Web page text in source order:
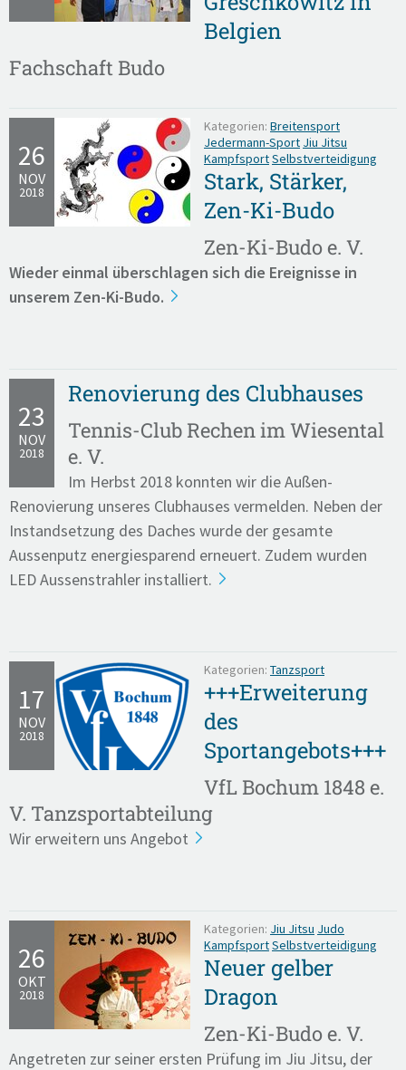
Belgien
Fachschaft Budo
26
NOV
2018
Kategorien: Breitensport
Jedermann-Sport Jiu Jitsu
KampfsportSelbstverteidigung
Stark, Stärker,
Zen-Ki-Budo
Zen-Ki-Budo e. V.
Wieder einmal überschlagen sich die Ereignisse in
unserem Zen-Ki-Budo.
23
NOV
2018
Renovierung des Clubhauses
Tennis-Club Rechen im Wiesental
e. V.
Im Herbst 2018 konnten wir die Außen-
Renovierung unseres Clubhauses vermelden. Neben der
Instandsetzung des Daches wurde der gesamte
Aussenputz energiesparend erneuert. Zudem wurden
LED Aussenstrahler installiert.
17
NOV
2018
Kategorien: Tanzsport
+++Erweiterung
des
Sportangebots+++
VfL Bochum 1848 e.
V. Tanzsportabteilung
Wir erweitern uns Angebot
26
OKT
2018
Kategorien: Jiu Jitsu Judo
KampfsportSelbstverteidigung
Neuer gelber
Dragon
Zen-Ki-Budo e. V.
Angetreten zur seiner ersten Prüfung im Jiu Jitsu, der